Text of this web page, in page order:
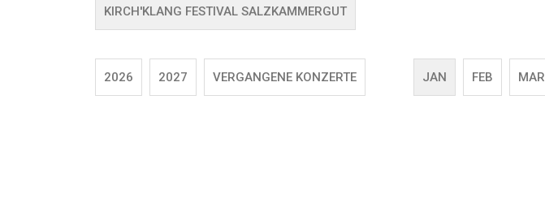
KIRCH'KLANG FESTIVAL SALZKAMMERGUT
2026 2027 VERGANGENE KONZERTE JAN FEB MAR